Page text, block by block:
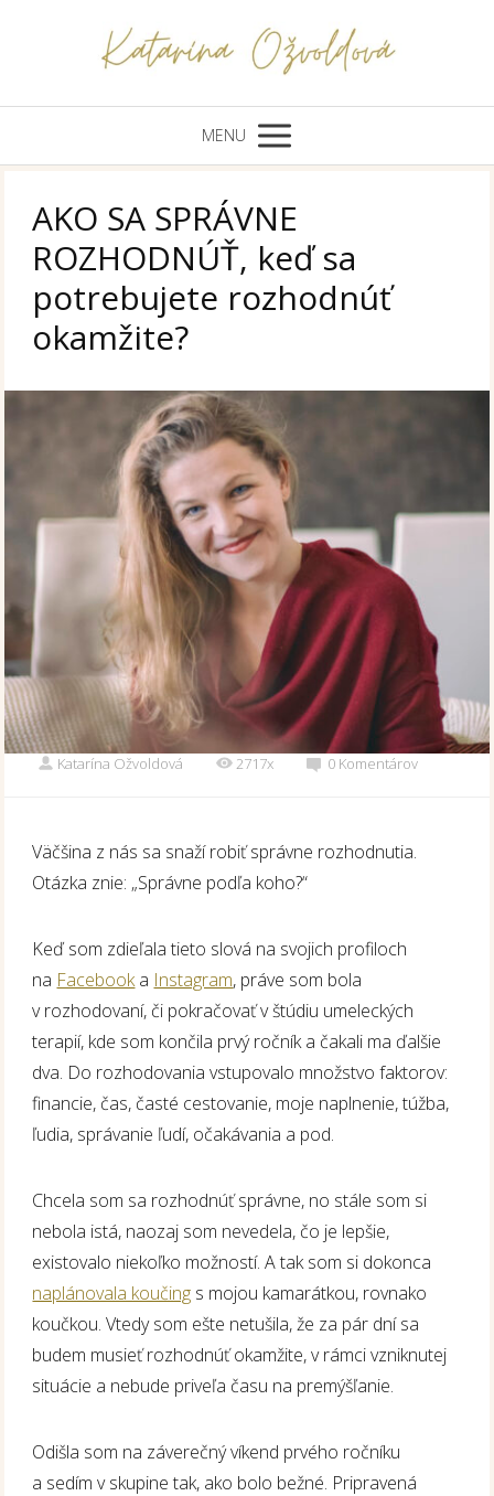
MENU
AKO SA SPRÁVNE
ROZHODNÚŤ, keď sa
potrebujete rozhodnúť
okamžite?
Katarína Ožvoldová 2717x 0 Komentárov
Väčšina z nás sa snaží robiť správne rozhodnutia.
Otázka znie: „Správne podľa koho?“
Keď som zdieľala tieto slová na svojich profiloch
na Facebooka Instagram, práve som bola
v rozhodovaní, či pokračovať v štúdiu umeleckých
terapií, kde som končila prvý ročník a čakali ma ďalšie
dva. Do rozhodovania vstupovalo množstvo faktorov:
financie, čas, časté cestovanie, moje naplnenie, túžba,
ľudia, správanie ľudí, očakávania a pod.
Chcela som sa rozhodnúť správne, no stále som si
nebola istá, naozaj som nevedela, čo je lepšie,
existovalo niekoľko možností. A tak som si dokonca
naplánovala koučing s mojou kamarátkou, rovnako
koučkou. Vtedy som ešte netušila, že za pár dní sa
budem musieť rozhodnúť okamžite, v rámci vzniknutej
situácie a nebude priveľa času na premýšľanie.
Odišla som na záverečný víkend prvého ročníku
a sedím v skupine tak, ako bolo bežné. Pripravená